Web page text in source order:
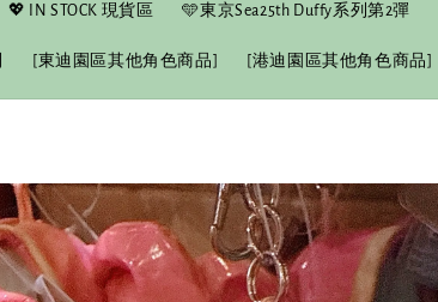
💖 IN STOCK 現貨區 🩵東京Sea25th Duffy系列第2彈
[東迪園區其他角色商品] [港迪園區其他角色商品]